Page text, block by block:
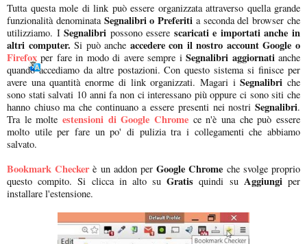
Tutta questa mole di link può essere organizzata attraverso quella grande
funzionalità denominata Segnalibri o Preferiti a seconda del browser che
utilizziamo. ISegnalibri possono essere scaricati e importati anche in
altri computer. Si può anche accedere con il nostro account Google o
Firefox per fare in modo di avere sempre iSegnalibri aggiornatianche
quando accediamo da altre postazioni. Con questo sistema si finisce per
avere una quantità enorme di link organizzati. Magari iSegnalibri che
sono stati salvati 10 anni fa non ci interessano più oppure ci sono siti che
hanno chiuso ma che continuano a essere presenti nei nostri Segnalibri.
Tra le molte estensioni di Google Chrome ce n'è una che può essere
molto utile per fare un po' di pulizia tra i collegamenti che abbiamo
salvato.
Bookmark Checkerè un addon perGoogle Chrome che svolge proprio
questo compito. Si clicca in alto suGratis quindi suAggiungiper
installare l'estensione.